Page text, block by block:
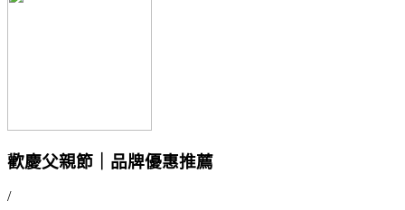
歡慶父親節｜品牌優惠推薦
/